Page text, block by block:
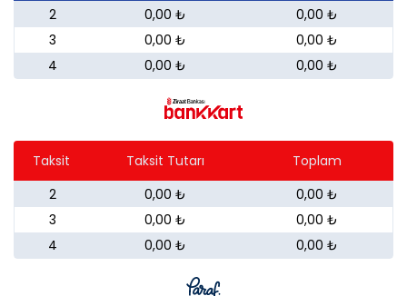
2
0,00 ₺
0,00 ₺
3
0,00 ₺
0,00 ₺
4
0,00 ₺ 0,00 ₺
Taksit Taksit Tutarı
Toplam
2
0,00 ₺
0,00 ₺
3
0,00 ₺
0,00 ₺
4
0,00 ₺ 0,00 ₺